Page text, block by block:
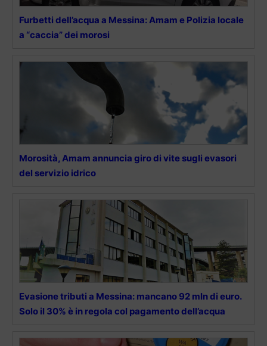
Furbetti dell’acqua a Messina: Amam e Polizia locale
a “caccia” dei morosi
Morosità, Amam annuncia giro di vite sugli evasori
del servizio idrico
Evasione tributi a Messina: mancano 92 mln di euro.
Solo il 30% è in regola col pagamento dell’acqua